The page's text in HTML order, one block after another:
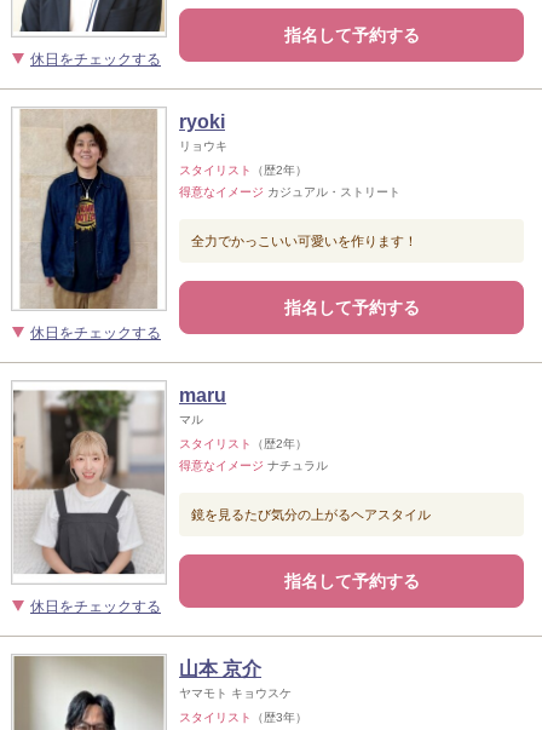
休日をチェックする
指名して予約する
休日をチェックする
ryoki
リョウキ
スタイリスト
（歴2年）
得意なイメージ カジュアル・ストリート
全力でかっこいい可愛いを作ります！
指名して予約する
休日をチェックする
maru
マル
スタイリスト
（歴2年）
得意なイメージ ナチュラル
鏡を見るたび気分の上がるヘアスタイル
指名して予約する
山本 京介
ヤマモト キョウスケ
スタイリスト
（歴3年）